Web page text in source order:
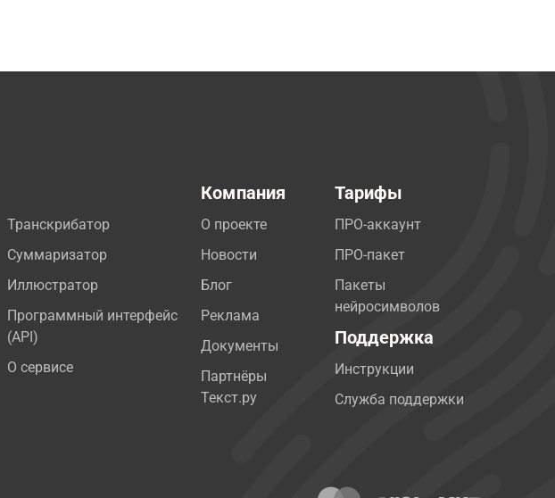
Транскрибатор
Суммаризатор
Иллюстратор
Программный интерфейс
(API)
О сервисе
Компания
О проекте
Новости
Блог
Реклама
Документы
Партнёры
Текст.ру
Тарифы
ПРО-аккаунт
ПРО-пакет
Пакеты
нейросимволов
Поддержка
Инструкции
Служба поддержки